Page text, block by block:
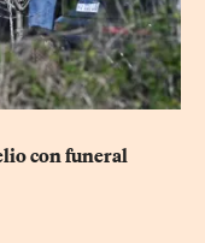
con funeral